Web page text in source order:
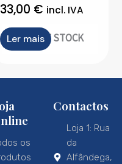
OUT OF STOCK
33,00 € incl. IVA
Ler mais
os
Contactos
Loja 1: Rua
da
Alfândega,